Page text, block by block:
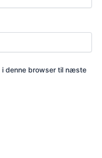
i denne browser til næste